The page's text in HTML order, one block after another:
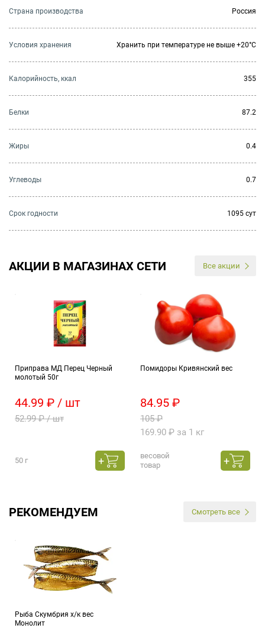
Страна производства Россия
Условия хранения Хранить при температуре не выше +20°C
Калорийность, ккал 355
Белки 87.2
Жиры 0.4
Углеводы 0.7
Cрок годности 1095 сут
АКЦИИ В МАГАЗИНАХ СЕТИ Все акции
Приправа МД Перец Черный
молотый 50г
44.99 ₽ / шт
52.99 ₽ / шт
50 г
Помидоры Кривянский вес
84.95 ₽
105 ₽
169.90 ₽ за 1 кг
весовой
товар
РЕКОМЕНДУЕМ Смотреть все
Рыба Скумбрия х/к вес
Монолит